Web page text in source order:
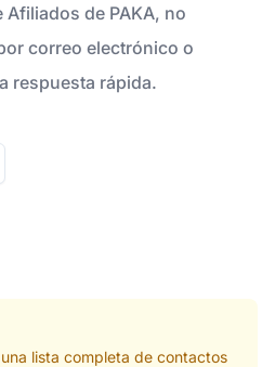
de PAKA, no
correo electrónico o
respuesta rápida.
lista completa de contactos